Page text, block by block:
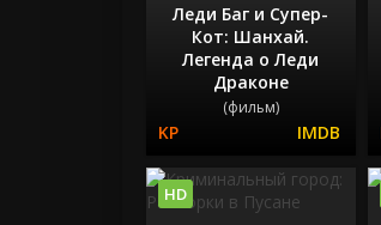
Леди Баг и Супер-
Кот: Шанхай.
Легенда о Леди
Драконе
(фильм)
HD